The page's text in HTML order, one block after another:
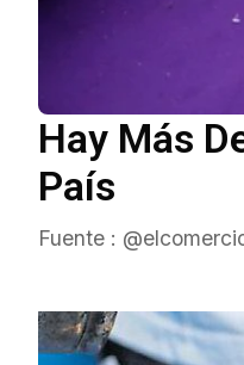
Hay Más
País
Fuente :
Servidores